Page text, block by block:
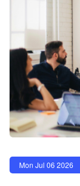
Mon Jul 06 2026